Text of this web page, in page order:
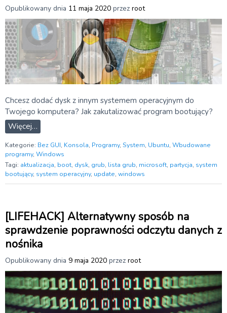
Opublikowany dnia 11 maja 2020 przez root
Chcesz dodać dysk z innym systemem operacyjnym do
Twojego komputera? Jak zakutalizować program bootujący?
Więcej…
Kategorie: Bez GUI, Konsola, Programy, System, Ubuntu, Wbudowane
programy, Windows
Tagi: aktualizacja, boot, dysk, grub, lista grub, microsoft, partycja, system
bootujący, system operacyjny, update, windows
[LIFEHACK] Alternatywny sposób na
sprawdzenie poprawności odczytu danych z
nośnika
Opublikowany dnia 9 maja 2020 przez root